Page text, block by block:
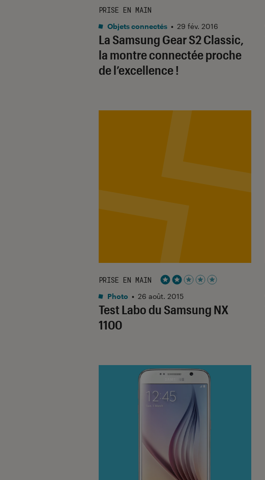
La Samsung Gear S2 Classic,
la montre connectée proche
de l’excellence !
PRISE EN MAIN
Objets connectés • 29 fév. 2016
Test Labo du Samsung NX
1100
PRISE EN MAIN
Noté 2 étoiles sur 5
Photo • 26 août. 2015